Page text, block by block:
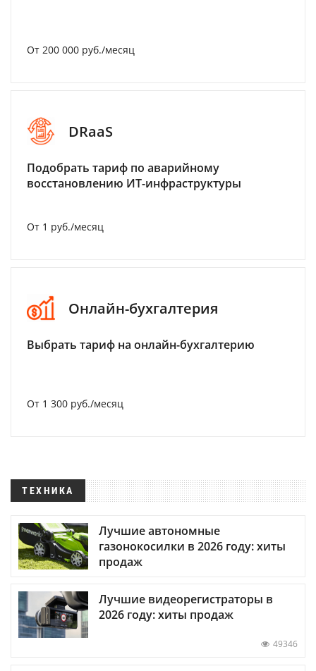
От 200 000 руб./месяц
DRaaS
Подобрать тариф по аварийному
восстановлению ИТ-инфраструктуры
От 1 руб./месяц
Онлайн-бухгалтерия
Выбрать тариф на онлайн-бухгалтерию
От 1 300 руб./месяц
ТЕХНИКА
Лучшие автономные
газонокосилки в 2026 году: хиты
продаж
Лучшие видеорегистраторы в
2026 году: хиты продаж
49346